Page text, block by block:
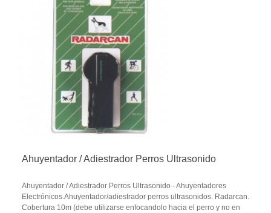
Ahuyentador / Adiestrador Perros Ultrasonido
Ahuyentador / Adiestrador Perros Ultrasonido - Ahuyentadores
Electrónicos.Ahuyentador/adiestrador perros ultrasonidos. Radarcan.
Cobertura 10m (debe utilizarse enfocandolo hacia el perro y no en